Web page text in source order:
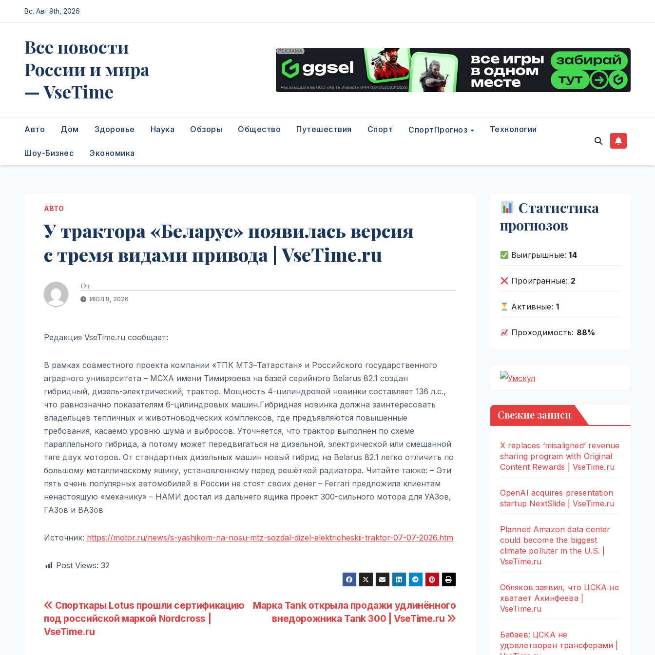
Перейти
к
Вс. Авг 9th, 2026
Все новости
России и мира
— VseTime
Авто Дом Здоровье Наука Обзоры Общество Путешествия Спорт СпортПрогноз Технологии
Шоу-Бизнес Экономика
АВТО
У трактора «Беларус» появилась версия
с тремя видами привода | VseTime.ru
От
ИЮЛ 8, 2026
Редакция VseTime.ru сообщает:
В рамках совместного проекта компании «ТПК МТЗ–Татарстан» и Российского государственного
аграрного университета – МСХА имени Тимирязева на базей серийного Belarus 82.1 создан
гибридный, дизель-электрический, трактор. Мощность 4-цилиндровой новинки составляет 136 л.с.,
что равнозначно показателям 6-цилиндровых машин.Гибридная новинка должна заинтересовать
владельцев тепличных и животноводческих комплексов, где предъявляются повышенные
требования, касаемо уровню шума и выбросов. Уточняется, что трактор выполнен по схеме
параллельного гибрида, а потому может передвигаться на дизельной, электрической или смешанной
тяге двух моторов. От стандартных дизельных машин новый гибрид на Belarus 82.1 легко отличить по
большому металлическому ящику, установленному перед решёткой радиатора. Читайте также: – Эти
пять очень популярных автомобилей в России не стоят своих денег – Ferrari предложила клиентам
ненастоящую «механику» – НАМИ достал из дальнего ящика проект 300-сильного мотора для УАЗов,
ГАЗов и ВАЗов
Источник: https://motor.ru/news/s-yashikom-na-nosu-mtz-sozdal-dizel-elektricheskii-traktor-07-07-2026.htm
Post Views: 32
Навигация
по
Марка Tank открыла продажи удлинённого
внедорожника Tank 300 | VseTime.ru
Спорткары Lotus прошли сертификацию
под российской маркой Nordcross |
VseTime.ru
Статистика
прогнозов
Выигрышные:14
Проигранные: 2
Активные: 1
Проходимость: 88%
Свежие записи
X replaces ‘misaligned’ revenue
sharing program with Original
Content Rewards | VseTime.ru
OpenAI acquires presentation
startup NextSlide | VseTime.ru
Planned Amazon data center
could become the biggest
climate polluter in the U.S. |
VseTime.ru
Обляков заявил, что ЦСКА не
хватает Акинфеева |
VseTime.ru
Бабаев: ЦСКА не
удовлетворен трансферами |